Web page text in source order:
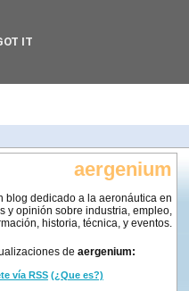
aergenium
blog dedicado a la aeronáutica en
y opinión sobre industria, empleo,
historia, técnica, y eventos.
de aergenium:
vía RSS (¿Que es?)
IT